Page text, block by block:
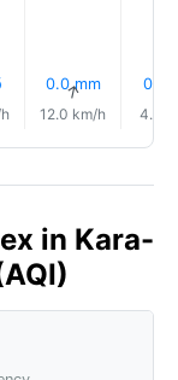
0.0 mm
↑
12.0 km/h
0.1
4.0
in Kara-